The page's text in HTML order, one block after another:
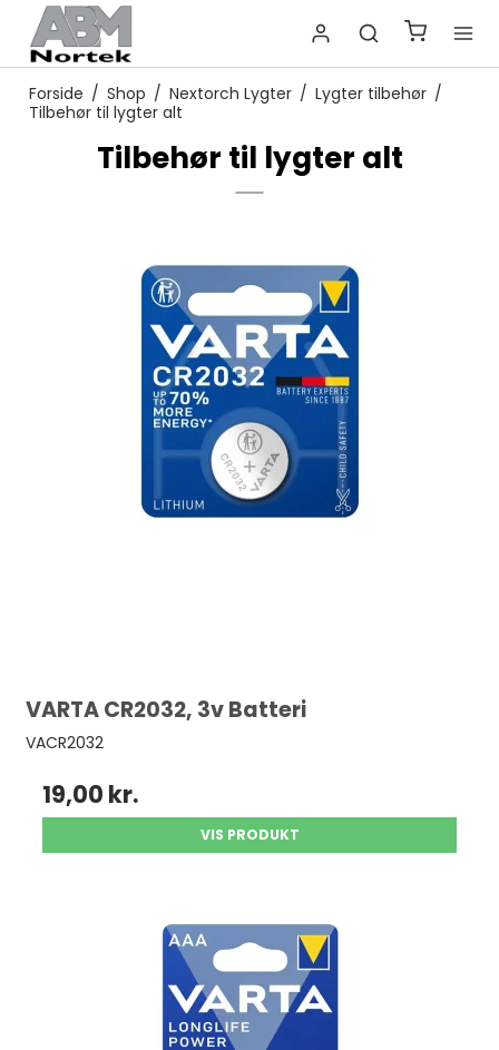
Forside / Shop / Nextorch Lygter / Lygter tilbehør /
Tilbehør til lygter alt
Tilbehør til lygter alt
VARTA CR2032, 3v Batteri
VACR2032
19,00 kr.
VIS PRODUKT